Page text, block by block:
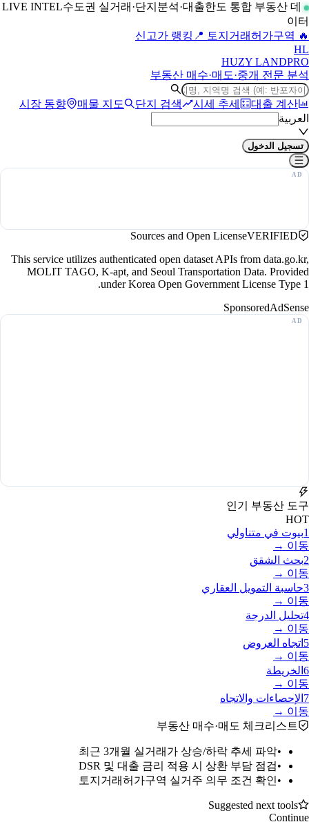
LIVE INTEL
수도권 실거래·단지분석·대출한도 통합 부동산 데
이터
🔥 신고가 랭킹
📍 토지거래허가구역
HL
HUZY LANDPRO
부동산 매수·매도·중개 전문 분석
시장 동향 매물 지도 단지 검색 시세 추세
대출 계산
العربية
تسجيل الدخول
Sources and Open LicenseVERIFIED
This service utilizes authenticated open dataset APIs from data.go.kr,
MOLIT TAGO, K-apt, and Seoul Transportation Data. Provided
under Korea Open Government License Type 1.
SponsoredAdSense
인기 부동산 도구
HOT
1بيوت في متناولي
이동 →
2بحث الشقق
이동 →
3حاسبة التمويل العقاري
이동 →
4تحليل الدرجة
이동 →
5 اتجاه العروض
이동 →
6 الخريطة
이동 →
7 الإحصاءات والاتجاه
이동 →
부동산 매수·매도 체크리스트
•
최근 3개월 실거래가 상승/하락 추세 파악
•
DSR 및 대출 금리 적용 시 상환 부담 점검
•
토지거래허가구역 실거주 의무 조건 확인
Suggested next tools
Continue